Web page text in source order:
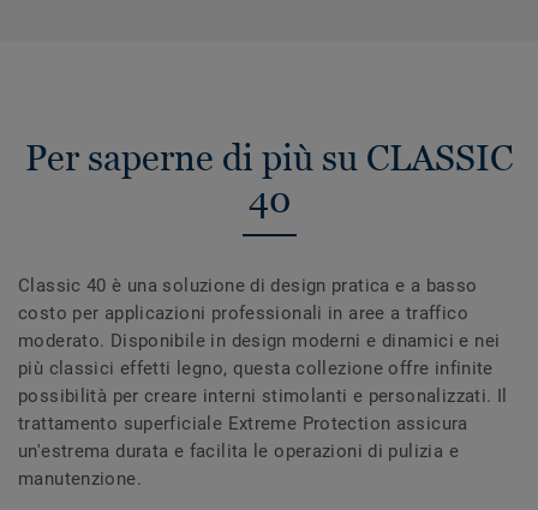
Per saperne di più su CLASSIC
40
Classic 40 è una soluzione di design pratica e a basso
costo per applicazioni professionali in aree a traffico
moderato. Disponibile in design moderni e dinamici e nei
più classici effetti legno, questa collezione offre infinite
possibilità per creare interni stimolanti e personalizzati. Il
trattamento superficiale Extreme Protection assicura
un'estrema durata e facilita le operazioni di pulizia e
manutenzione.